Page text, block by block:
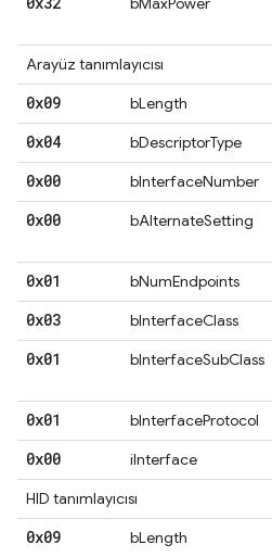
Arayüz tanımlayıcısı
0x09 bLength
0x04 bDescriptorType
0x00 bInterfaceNumber
0x00 bAlternateSetting
0x01 bNumEndpoints
0x03 bInterfaceClass
0x01 bInterfaceSubClass
0x01 bInterfaceProtocol
0x00 iInterface
HID tanımlayıcısı
0x09 bLength